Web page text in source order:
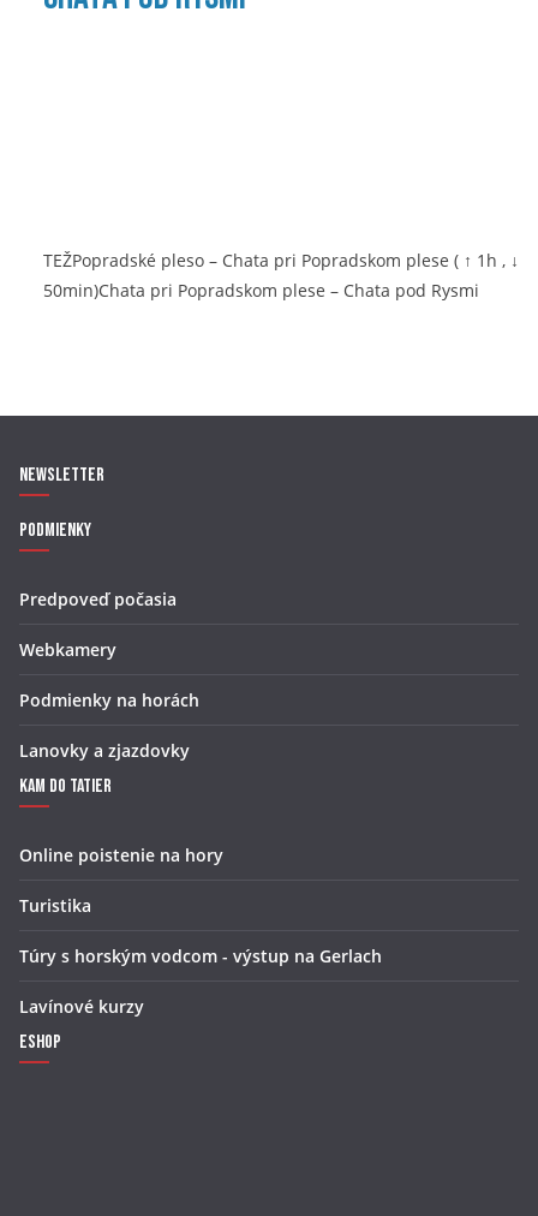
TEŽPopradské pleso – Chata pri Popradskom plese ( ↑ 1h , ↓
50min)Chata pri Popradskom plese – Chata pod Rysmi
Newsletter
Podmienky
Predpoveď počasia
Webkamery
Podmienky na horách
Lanovky a zjazdovky
Kam do Tatier
Online poistenie na hory
Turistika
Túry s horským vodcom - výstup na Gerlach
Lavínové kurzy
Eshop